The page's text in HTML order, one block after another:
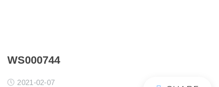
WS000744
2021-02-07